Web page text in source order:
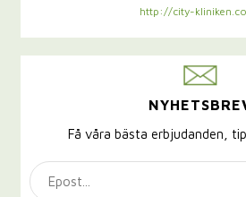
http://city-
Få våra bästa erbjudanden,